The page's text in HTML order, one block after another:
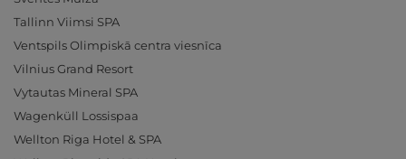
Tallinn Viimsi SPA
Ventspils Olimpiskā centra viesnīca
Vilnius Grand Resort
Vytautas Mineral SPA
Wagenküll Lossispaa
Wellton Riga Hotel & SPA